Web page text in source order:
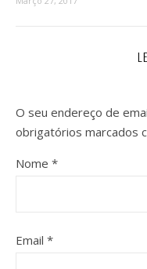
O seu endereço de
obrigatórios marcados
Nome *
Email *